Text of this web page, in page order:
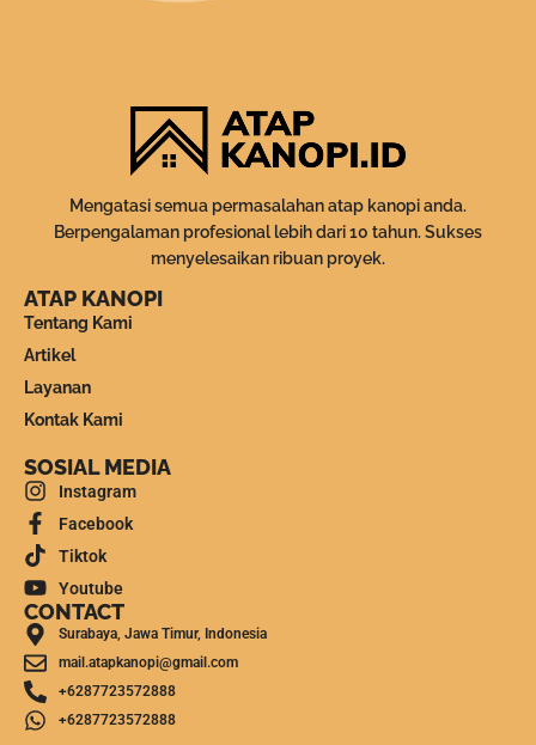
Mengatasi semua permasalahan atap kanopi anda.
Berpengalaman profesional lebih dari 10 tahun. Sukses
menyelesaikan ribuan proyek.
ATAP KANOPI
Tentang Kami
Artikel
Layanan
Kontak Kami
SOSIAL MEDIA
Instagram
Facebook
Tiktok
Youtube
CONTACT
Surabaya, Jawa Timur, Indonesia
mail.atapkanopi@gmail.com
+6287723572888
+6287723572888